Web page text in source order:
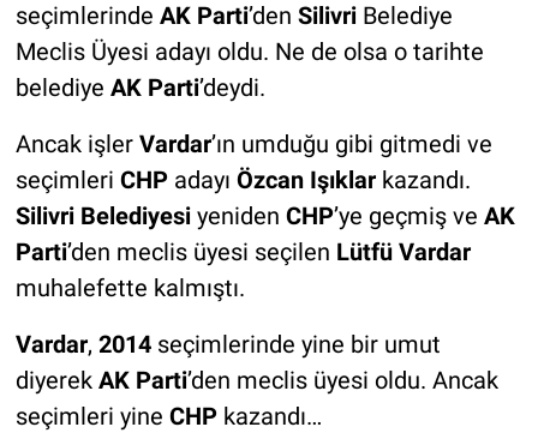
seçimlerinde AK Parti’den SilivriBelediye
Meclis Üyesi adayı oldu. Ne de olsa o tarihte
belediye AK Parti’deydi.
Ancak işler Vardar’ın umduğu gibi gitmedi ve
seçimleri CHP adayı Özcan Işıklarkazandı.
Silivri Belediyesiyeniden CHP’ye geçmiş ve AK
Parti’den meclis üyesi seçilen Lütfü Vardar
muhalefette kalmıştı.
Vardar, 2014seçimlerinde yine bir umut
diyerek AK Parti’den meclis üyesi oldu. Ancak
seçimleri yine CHPkazandı…